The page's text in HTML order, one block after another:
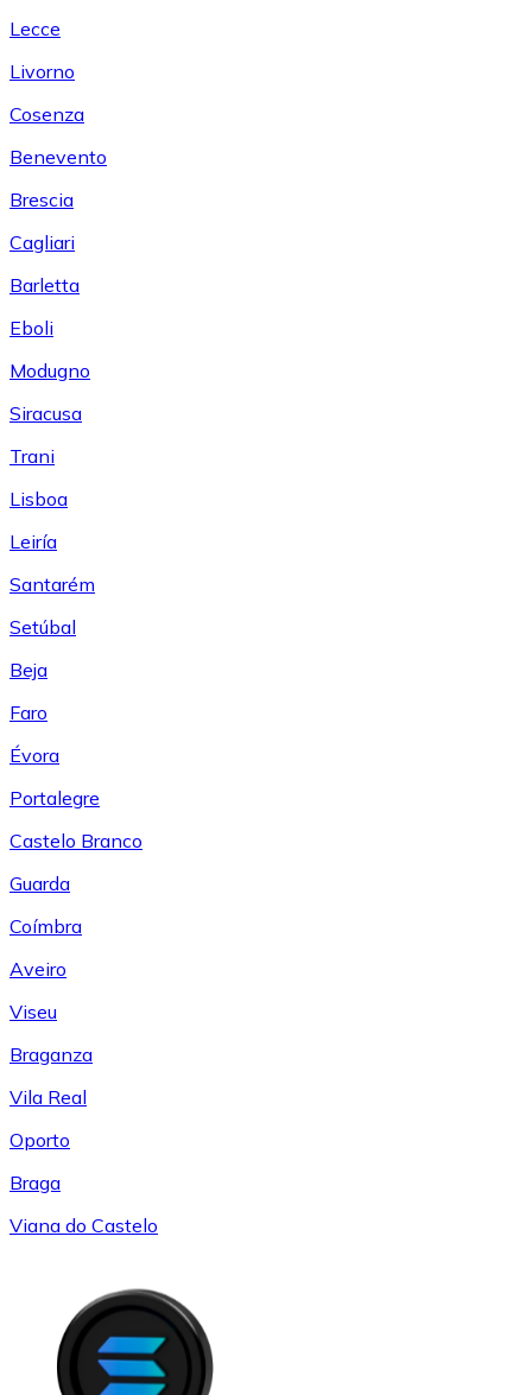
Lecce
Livorno
Cosenza
Benevento
Brescia
Cagliari
Barletta
Eboli
Modugno
Siracusa
Trani
Lisboa
Leiría
Santarém
Setúbal
Beja
Faro
Évora
Portalegre
Castelo Branco
Guarda
Coímbra
Aveiro
Viseu
Braganza
Vila Real
Oporto
Braga
Viana do Castelo